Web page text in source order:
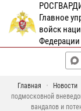
Главное
войск
Главная Новости
подмосковной
вандалов и